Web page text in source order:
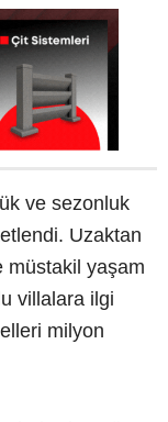
ve sezonluk
Uzaktan
müstakil yaşam
villalara ilgi
milyon